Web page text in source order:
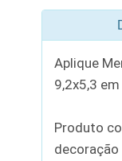
Aplique
9,2x5,3 em
Produto